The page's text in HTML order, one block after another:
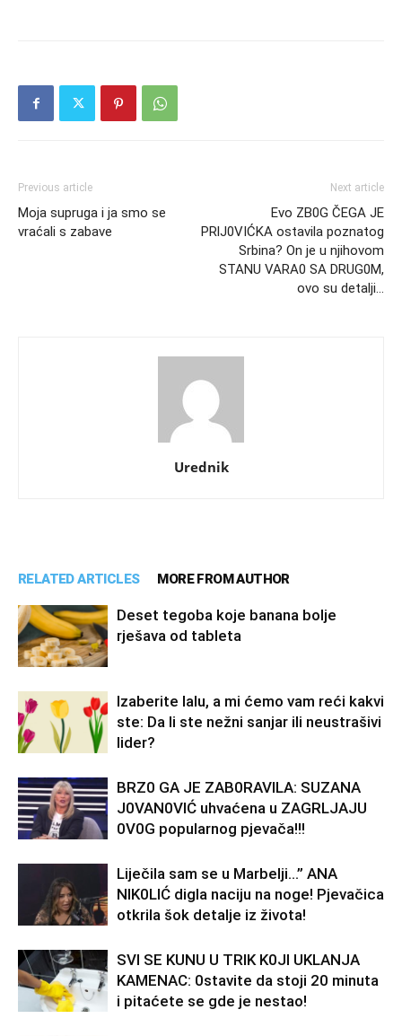
Previous article
Moja supruga i ja smo se
vraćali s zabave
Next article
Evo ZB0G ČEGA JE
PRlJ0VIĆKA ostavila poznatog
Srbina? On je u njihovom
STANU VARA0 SA DRUG0M,
ovo su detalji…
Urednik
RELATED ARTICLES MORE FROM AUTHOR
Deset tegoba koje banana bolje
rješava od tableta
Izaberite lalu, a mi ćemo vam reći kakvi
ste: Da li ste nežni sanjar ili neustrašivi
lider?
BRZ0 GA JE ZAB0RAVlLA: SUZANA
J0VAN0VIĆ uhvaćena u ZAGRLJAJU
0V0G popularnog pjevača!!!
Liječila sam se u Marbelji…” ANA
NlK0LlĆ digla naciju na noge! Pjevačica
otkrila šok detalje iz života!
SVl SE KUNU U TRlK K0Jl UKLANJA
KAMENAC: 0stavite da stoji 20 minuta
i pitaćete se gde je nestao!